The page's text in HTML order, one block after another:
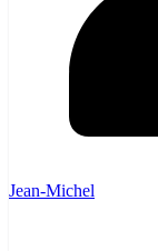
Jean-Michel